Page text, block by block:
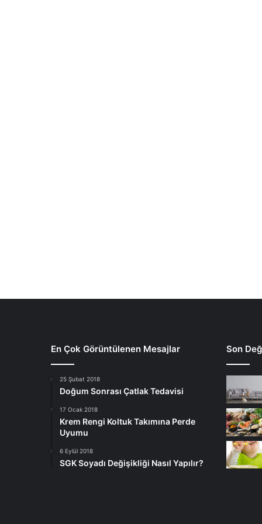
En Çok Görüntülenen Mesajlar
25 Şubat 2018
Doğum Sonrası Çatlak Tedavisi
17 Ocak 2018
Krem Rengi Koltuk Takımına Perde
Uyumu
6 Eylül 2018
SGK Soyadı Değişikliği Nasıl Yapılır?
Son